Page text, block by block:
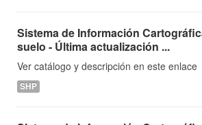
Sistema de Información
suelo - Última actualización ...
Ver catálogo y descripción en este enlace
SHP